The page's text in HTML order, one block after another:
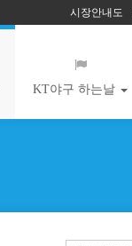
시장안내도
KT야구 하는날